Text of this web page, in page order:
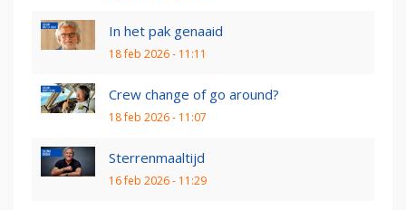
In het pak genaaid
18 feb 2026 - 11:11
Crew change of go around?
18 feb 2026 - 11:07
Sterrenmaaltijd
16 feb 2026 - 11:29